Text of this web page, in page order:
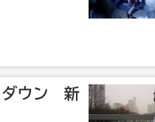
ダウン 新